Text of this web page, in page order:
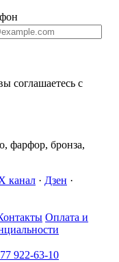
соглашаетесь с
фарфор, бронза,
канал · Дзен ·
Оплата и
922-63-10